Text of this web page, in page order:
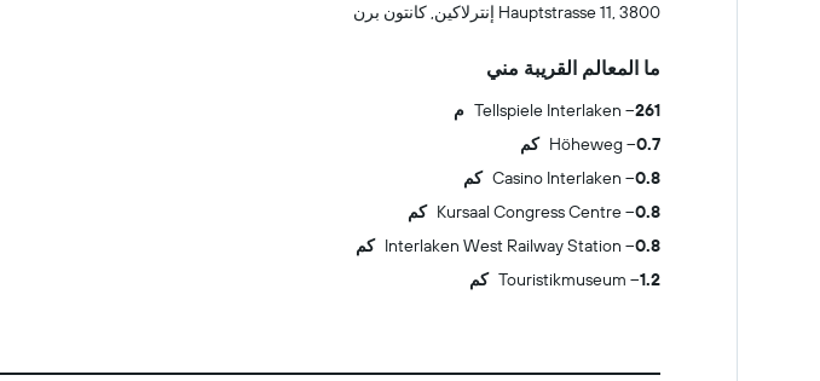
Hauptstrasse 11, 3800 إنترلاكين, كانتون برن
ما المعالم القريبة مني
Tellspiele Interlaken
261 م
Höheweg
0.7 كم
Casino Interlaken
0.8 كم
Kursaal Congress Centre
0.8 كم
Interlaken West Railway Station
0.8 كم
Touristikmuseum
1.2 كم